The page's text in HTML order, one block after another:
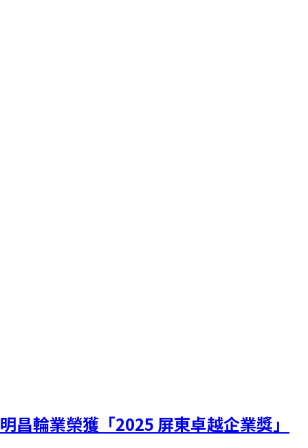
明昌輪業榮獲「2025 屏東卓越企業獎」